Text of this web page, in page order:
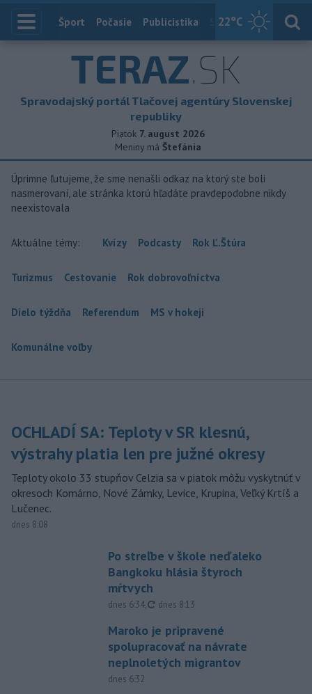
22°C
Index
Šport Počasie Publicistika Slovensko
TERAZ.SK
Spravodajský portál Tlačovej agentúry Slovenskej
republiky
Piatok 7. august 2026
Meniny má Štefánia
Úprimne ľutujeme, že sme nenašli odkaz na ktorý ste boli
nasmerovaní, ale stránka ktorú hľadáte pravdepodobne nikdy
neexistovala
Aktuálne témy: Kvízy Podcasty Rok Ľ.Štúra
Turizmus Cestovanie Rok dobrovoľníctva
Dielo týždňa Referendum MS v hokeji
Komunálne voľby
OCHLADÍ SA: Teploty v SR klesnú,
výstrahy platia len pre južné okresy
Teploty okolo 33 stupňov Celzia sa v piatok môžu vyskytnúť v
okresoch Komárno, Nové Zámky, Levice, Krupina, Veľký Krtíš a
Lučenec.
dnes 8:08
Po streľbe v škole neďaleko
Bangkoku hlásia štyroch
mŕtvych
dnes 6:34, aktualizované
dnes 8:13
Maroko je pripravené
spolupracovať na návrate
neplnoletých migrantov
dnes 6:32